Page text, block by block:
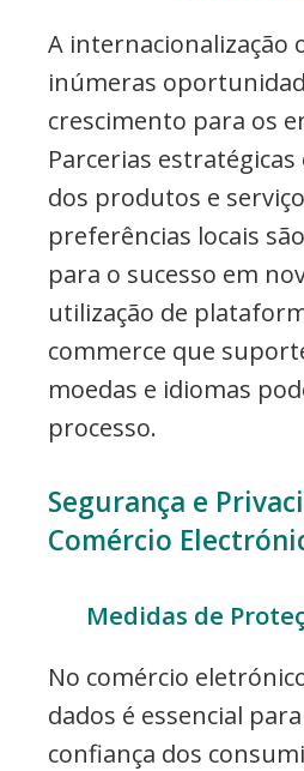
A internacionalização
inúmeras
crescimento para os
Parcerias estratégicas
dos produtos e
preferências locais
para o sucesso em
utilização de
commerce que
moedas e idiomas
processo.
Segurança e
Comércio
Medidas de
No comércio
dados é essencial
confiança dos